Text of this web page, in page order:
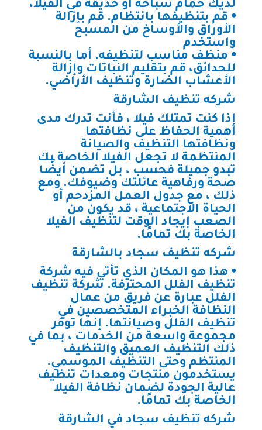
لديك حمام سباحة أو حديقة في الفيلا،
⦁ قم بتنظيفها بانتظام. قم بإزالة
الأوراق والأوساخ من المسبح
واستخدم
⦁ منظف مناسب لتنظيفه. أما بالنسبة
للحدائق، قم بتقليم النباتات وإزالة
الأعشاب الضارة وتنظيف الأراضي.
شركه تنظيف الشارقة
إذا كنت تمتلك فيلا ، فأنت تدرك مدى
أهمية الحفاظ على نظافتها
ونظافتها التنظيف والصيانة
المنتظمة لا تجعل الفيلا الخاصة بك
تبدو جميلة فحسب ، بل تضمن أيضًا
صحة ورفاهية عائلتك وضيوفك. ومع
ذلك ، مع جدول العمل المزدحم أو
الحياة الاجتماعية ، قد يكون من
الصعب إيجاد الوقت لتنظيف الفيلا
الخاصة بك تمامًا.
شركه تنظيف سجاد بالشارقة
⦁ هذا هو المكان الذي تأتي فيه شركة
تنظيف الفلل المحترفة. شركة تنظيف
الفلل عبارة عن فريق من عمال
النظافة الخبراء المتخصصين في
تنظيف الفلل وصيانتها. إنها توفر
مجموعة واسعة من الخدمات ، بما في
ذلك التنظيف العميق والتنظيف
المنتظم وحتى التنظيف الموسمي.
يستخدمون منتجات ومعدات تنظيف
عالية الجودة لضمان نظافة الفيلا
الخاصة بك تمامًا.
شركه تنظيف سجاد في الشارقة